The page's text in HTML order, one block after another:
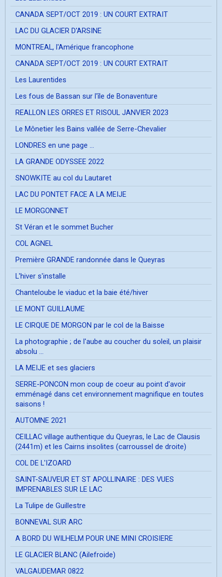
CANADA SEPT/OCT 2019 : UN COURT EXTRAIT
LAC DU GLACIER D'ARSINE
MONTREAL, l'Amérique francophone
CANADA SEPT/OCT 2019 : UN COURT EXTRAIT
Les Laurentides
Les fous de Bassan sur l'île de Bonaventure
REALLON LES ORRES ET RISOUL JANVIER 2023
Le Mônetier les Bains vallée de Serre-Chevalier
LONDRES en une page ...
LA GRANDE ODYSSEE 2022
SNOWKITE au col du Lautaret
LAC DU PONTET FACE A LA MEIJE
LE MORGONNET
St Véran et le sommet Bucher
COL AGNEL
Première GRANDE randonnée dans le Queyras
L'hiver s'installe
Chanteloube le viaduc et la baie été/hiver
LE MONT GUILLAUME
LE CIRQUE DE MORGON par le col de la Baisse
La photographie ; de l'aube au coucher du soleil, un plaisir
absolu ...
LA MEIJE et ses glaciers
SERRE-PONCON mon coup de coeur au point d'avoir
emménagé dans cet environnement magnifique en toutes
saisons !
AUTOMNE 2021
CEILLAC village authentique du Queyras, le Lac de Clausis
(2441m) et les Cairns insolites (carroussel de droite)
COL DE L'IZOARD
SAINT-SAUVEUR ET ST APOLLINAIRE : DES VUES
IMPRENABLES SUR LE LAC
La Tulipe de Guillestre
BONNEVAL SUR ARC
A BORD DU WILHELM POUR UNE MINI CROISIERE
LE GLACIER BLANC (Ailefroide)
VALGAUDEMAR 0822